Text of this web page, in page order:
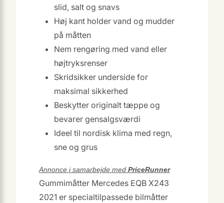
slid, salt og snavs
Høj kant holder vand og mudder
på måtten
Nem rengøring med vand eller
højtryksrenser
Skridsikker underside for
maksimal sikkerhed
Beskytter originalt tæppe og
bevarer gensalgsværdi
Ideel til nordisk klima med regn,
sne og grus
Annonce i samarbejde med PriceRunner
Gummimåtter Mercedes EQB X243
2021 er specialtilpassede bilmåtter